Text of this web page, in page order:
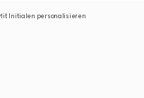
Initialen personalisieren